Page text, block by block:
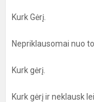
Kurk Gėrį.
Nepriklausomai nuo
Kurk gėrį.
Kurk gėrį ir neklausk